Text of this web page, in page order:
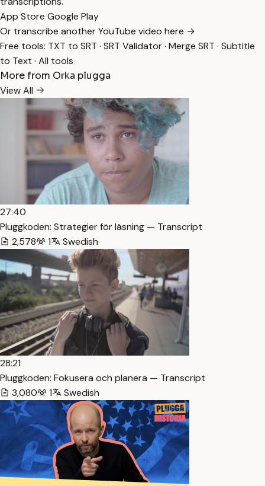
App Store Google Play
Or transcribe another YouTube video here →
Free tools: TXT to SRT · SRT Validator· Merge SRT · Subtitle
to Text · All tools
More from Orka plugga
View All
27:40
Pluggkoden: Strategier för läsning — Transcript
2,578
1 Swedish
28:21
Pluggkoden: Fokusera och planera — Transcript
3,080
1 Swedish